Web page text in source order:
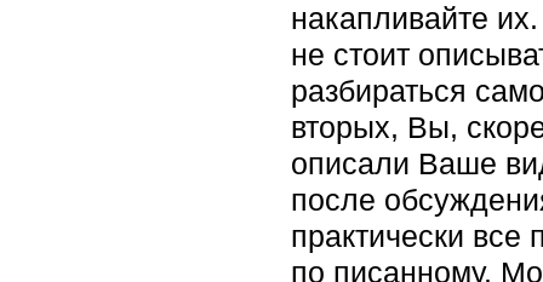
накапливайте
не стоит
разбираться
вторых, Вы,
описали Ваше
после
практически
по писанному.